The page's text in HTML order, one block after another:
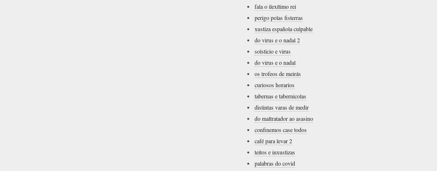
fala o ilexítimo rei
perigo polas fisterras
xustiza española culpable
do virus e o nadal 2
solsticio e virus
do virus e o nadal
os trofeos de meirás
curiosos horarios
tabernas e tabernicolas
distintas varas de medir
do maltratador ao asasino
confinemos case todos
café para levar 2
teitos e inxustizas
palabras do covid